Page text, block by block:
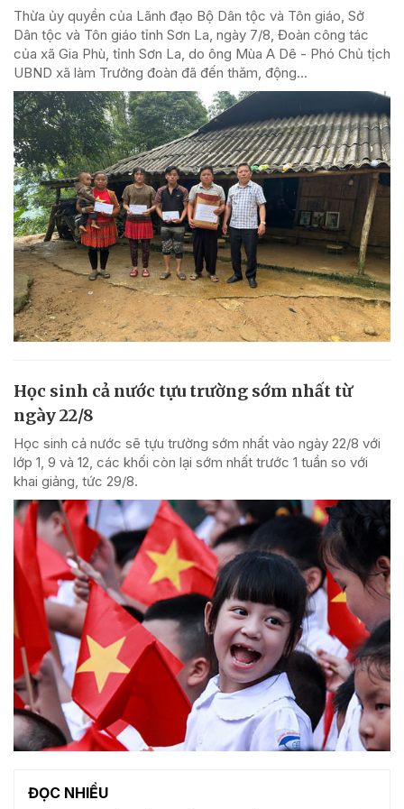
Thừa ủy quyền của Lãnh đạo Bộ Dân tộc và Tôn giáo, Sở
Dân tộc và Tôn giáo tỉnh Sơn La, ngày 7/8, Đoàn công tác
của xã Gia Phù, tỉnh Sơn La, do ông Mùa A Dê - Phó Chủ tịch
UBND xã làm Trưởng đoàn đã đến thăm, động...
Học sinh cả nước tựu trường sớm nhất từ
ngày 22/8
Học sinh cả nước sẽ tựu trường sớm nhất vào ngày 22/8 với
lớp 1, 9 và 12, các khối còn lại sớm nhất trước 1 tuần so với
khai giảng, tức 29/8.
ĐỌC NHIỀU